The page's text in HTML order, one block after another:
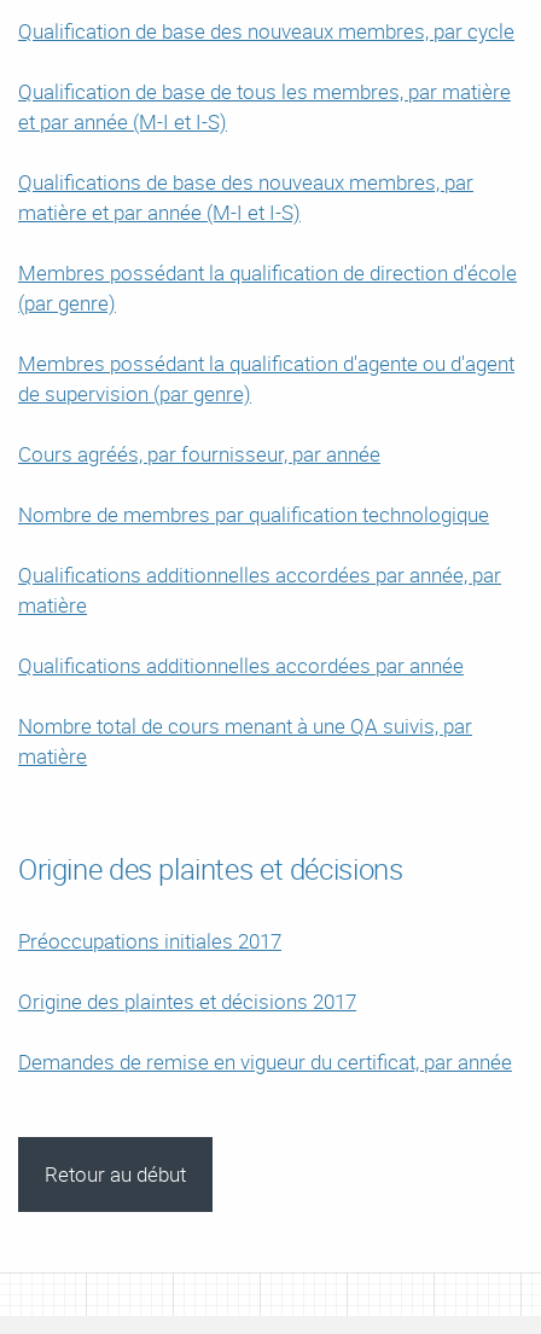
Qualification de base des nouveaux membres, par cycle
Qualification de base de tous les membres, par matière
et par année (M-I et I-S)
Qualifications de base des nouveaux membres, par
matière et par année (M-I et I-S)
Membres possédant la qualification de direction d'école
(par genre)
Membres possédant la qualification d'agente ou d'agent
de supervision (par genre)
Cours agréés, par fournisseur, par année
Nombre de membres par qualification technologique
Qualifications additionnelles accordées par année, par
matière
Qualifications additionnelles accordées par année
Nombre total de cours menant à une QA suivis, par
matière
Origine des plaintes et décisions
Préoccupations initiales 2017
Origine des plaintes et décisions 2017
Demandes de remise en vigueur du certificat, par année
Retour au début